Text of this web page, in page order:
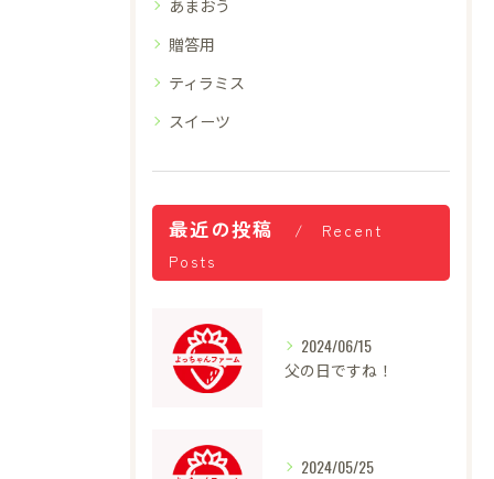
あまおう
贈答用
ティラミス
スイーツ
最近の投稿
Recent
Posts
2024/06/15
父の日ですね！
2024/05/25